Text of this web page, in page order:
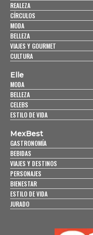
REALEZA
CÍRCULOS
MODA
BELLEZA
VIAJES Y GOURMET
CULTURA
Elle
MODA
BELLEZA
CELEBS
ESTILO DE VIDA
MexBest
GASTRONOMÍA
BEBIDAS
VIAJES Y DESTINOS
PERSONAJES
BIENESTAR
ESTILO DE VIDA
JURADO